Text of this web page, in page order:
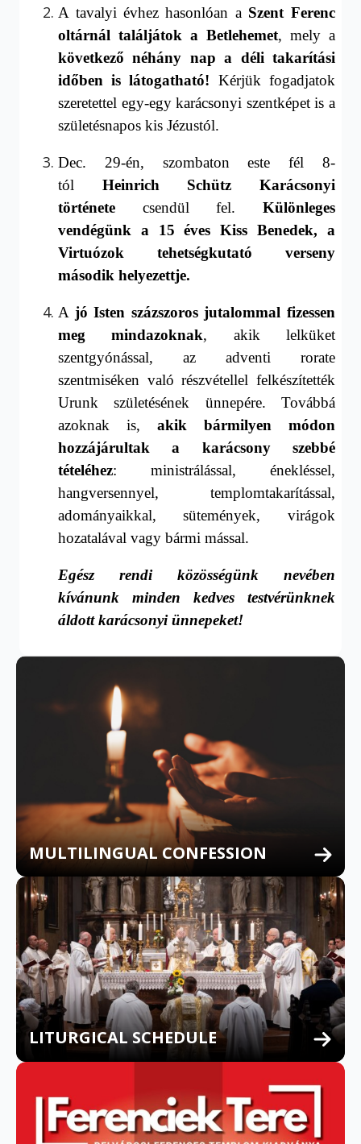
A tavalyi évhez hasonlóan a Szent Ferenc
oltárnál találjátok a Betlehemet, mely a
következő néhány nap a déli takarítási
időben is látogatható! Kérjük fogadjatok
szeretettel egy-egy karácsonyi szentképet is a
születésnapos kis Jézustól.
Dec. 29-én, szombaton este fél 8-
tól Heinrich Schütz Karácsonyi
története csendül fel. Különleges
vendégünk a 15 éves Kiss Benedek, a
Virtuózok tehetségkutató verseny
második helyezettje.
A jó Isten százszoros jutalommal fizessen
meg mindazoknak, akik lelküket
szentgyónással, az adventi rorate
szentmiséken való részvétellel felkészítették
Urunk születésének ünnepére. Továbbá
azoknak is, akik bármilyen módon
hozzájárultak a karácsony szebbé
tételéhez: ministrálással, énekléssel,
hangversennyel, temp­lomtakarítással,
adományaikkal, sütemények, virágok
hozatalával vagy bármi mással.
Egész rendi közösségünk nevében
kívánunk minden kedves testvérünknek
áldott karácsonyi ünnepeket!
MULTILINGUAL CONFESSION
LITURGICAL SCHEDULE